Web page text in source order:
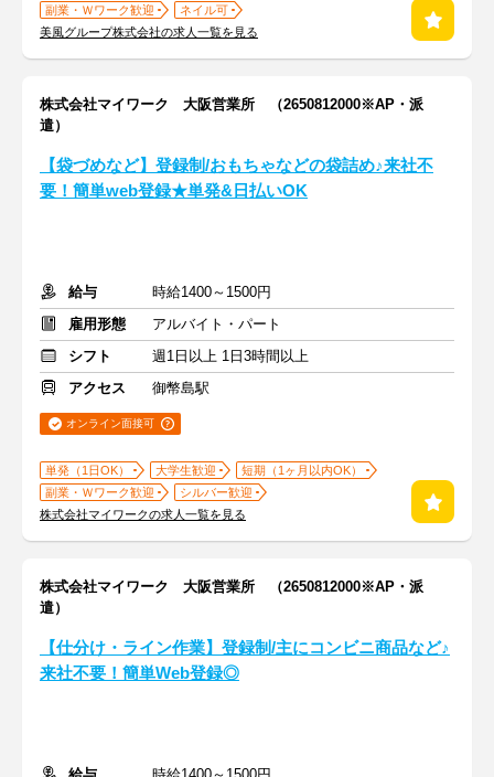
副業・Ｗワーク歓迎
ネイル可
美風グループ株式会社の求人一覧を見る
株式会社マイワーク 大阪営業所 （2650812000※AP・派
遣）
【袋づめなど】登録制/おもちゃなどの袋詰め♪来社不
要！簡単web登録★単発&日払いOK
給与
時給1400～1500円
雇用形態
アルバイト・パート
シフト
週1日以上 1日3時間以上
アクセス
御幣島駅
オンライン面接可
単発（1日OK） 大学生歓迎
短期（1ヶ月以内OK）
副業・Ｗワーク歓迎
シルバー歓迎
株式会社マイワークの求人一覧を見る
株式会社マイワーク 大阪営業所 （2650812000※AP・派
遣）
【仕分け・ライン作業】登録制/主にコンビニ商品など♪
来社不要！簡単Web登録◎